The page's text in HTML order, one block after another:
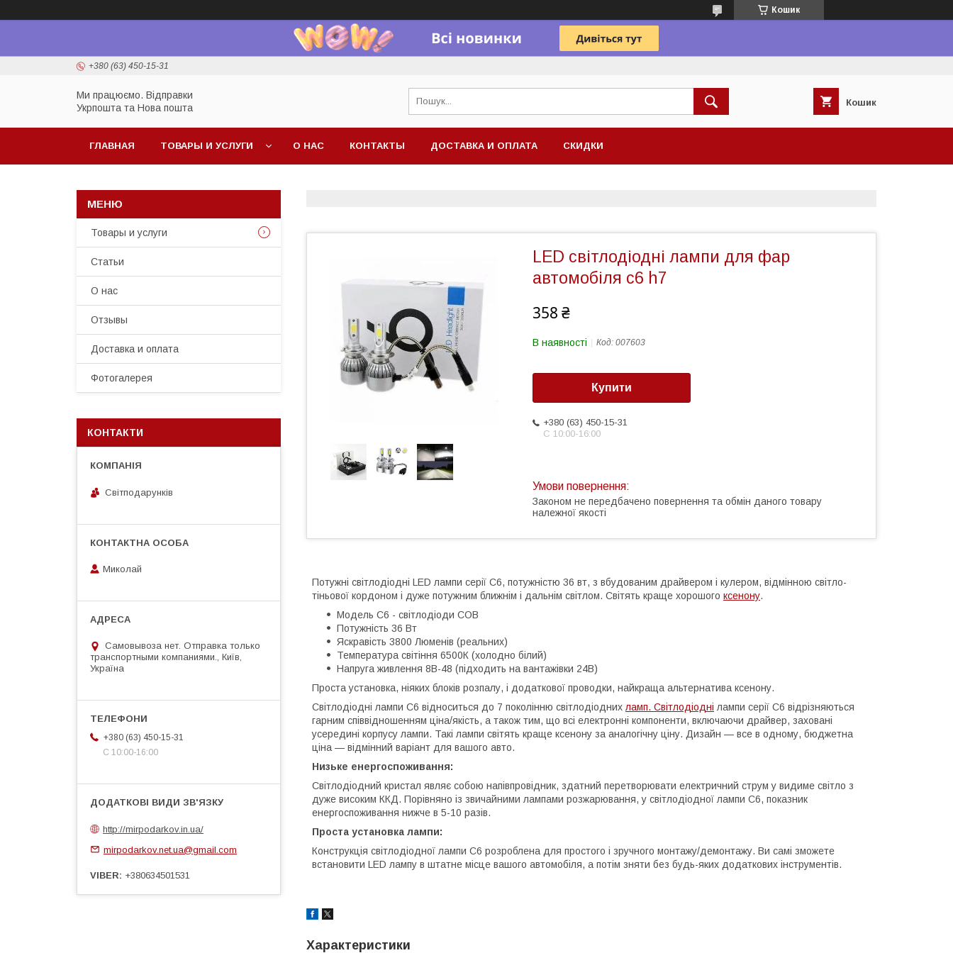
Кошик
+380 (63) 450-15-31
Ми працюємо. Відправки
Укрпошта та Нова пошта
Кошик
ГЛАВНАЯ ТОВАРЫ И УСЛУГИ О НАС КОНТАКТЫ ДОСТАВКА И ОПЛАТА СКИДКИ
LED світлодіодні лампи для фар
автомобіля c6 h7
358 ₴
В наявності Код: 007603
Купити
+380 (63) 450-15-31
С 10:00-16:00
Законом не передбачено повернення та обмін даного товару
належної якості
Потужні світлодіодні LED лампи серії C6, потужністю 36 вт, з вбудованим драйвером і кулером, відмінною світло-
тіньової кордоном і дуже потужним ближнім і дальнім світлом. Світять краще хорошого ксенону.
Модель C6 - світлодіоди COB
Потужність 36 Вт
Яскравість 3800 Люменів (реальних)
Температура світіння 6500К (холодно білий)
Напруга живлення 8В-48 (підходить на вантажівки 24B)
Проста установка, ніяких блоків розпалу, і додаткової проводки, найкраща альтернатива ксенону.
Світлодіодні лампи C6 відноситься до 7 поколінню світлодіоднихламп. Світлодіодні лампи серії C6 відрізняються
гарним співвідношенням ціна/якість, а також тим, що всі електронні компоненти, включаючи драйвер, заховані
усередині корпусу лампи. Такі лампи світять краще ксенону за аналогічну ціну. Дизайн — все в одному, бюджетна
ціна — відмінний варіант для вашого авто.
Низьке енергоспоживання:
Світлодіодний кристал являє собою напівпровідник, здатний перетворювати електричний струм у видиме світло з
дуже високим ККД. Порівняно із звичайними лампами розжарювання, у світлодіодної лампи C6, показник
енергоспоживання нижче в 5-10 разів.
Проста установка лампи:
Конструкція світлодіодної лампи C6 розроблена для простого і зручного монтажу/демонтажу. Ви самі зможете
встановити LED лампу в штатне місце вашого автомобіля, а потім зняти без будь-яких додаткових інструментів.
Характеристики
Товары и услуги
Статьи
О нас
Отзывы
Доставка и оплата
Фотогалерея
КОНТАКТИ
Світподарунків
Миколай
Самовывоза нет. Отправка только
транспортными компаниями., Київ,
Україна
+380 (63) 450-15-31
С 10:00-16:00
http://mirpodarkov.in.ua/
mirpodarkov.net.ua@gmail.com
VIBER +380634501531